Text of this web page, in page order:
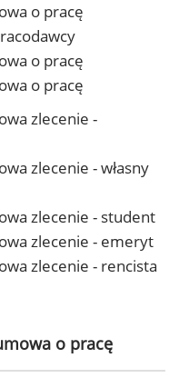
o pracę
o pracę
o pracę
zlecenie -
zlecenie - własny
zlecenie - student
zlecenie - emeryt
zlecenie - rencista
o pracę